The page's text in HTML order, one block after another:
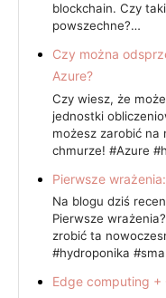
blockchain. Czy
powszechne?…
Czy można
Azure?
Czy wiesz, że
jednostki
możesz zarobić na
chmurze! #Azure
Pierwsze
Na blogu dziś
Pierwsze
zrobić ta
#hydroponika
Edge computing +